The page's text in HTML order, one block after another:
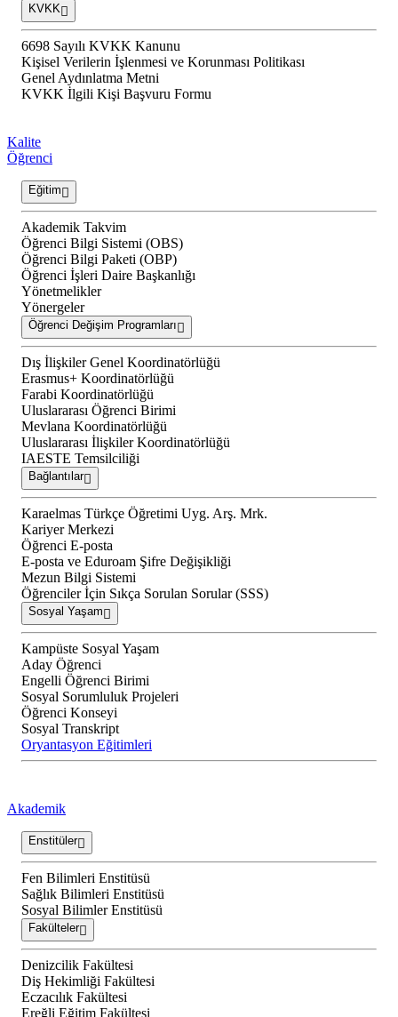
KVKK
6698 Sayılı KVKK Kanunu
Kişisel Verilerin İşlenmesi ve Korunması Politikası
Genel Aydınlatma Metni
KVKK İlgili Kişi Başvuru Formu
Kalite
Öğrenci
Eğitim
Akademik Takvim
Öğrenci Bilgi Sistemi (OBS)
Öğrenci Bilgi Paketi (OBP)
Öğrenci İşleri Daire Başkanlığı
Yönetmelikler
Yönergeler
Öğrenci Değişim Programları
Dış İlişkiler Genel Koordinatörlüğü
Erasmus+ Koordinatörlüğü
Farabi Koordinatörlüğü
Uluslararası Öğrenci Birimi
Mevlana Koordinatörlüğü
Uluslararası İlişkiler Koordinatörlüğü
IAESTE Temsilciliği
Bağlantılar
Karaelmas Türkçe Öğretimi Uyg. Arş. Mrk.
Kariyer Merkezi
Öğrenci E-posta
E-posta ve Eduroam Şifre Değişikliği
Mezun Bilgi Sistemi
Öğrenciler İçin Sıkça Sorulan Sorular (SSS)
Sosyal Yaşam
Kampüste Sosyal Yaşam
Aday Öğrenci
Engelli Öğrenci Birimi
Sosyal Sorumluluk Projeleri
Öğrenci Konseyi
Sosyal Transkript
Oryantasyon Eğitimleri
Akademik
Enstitüler
Fen Bilimleri Enstitüsü
Sağlık Bilimleri Enstitüsü
Sosyal Bilimler Enstitüsü
Fakülteler
Denizcilik Fakültesi
Diş Hekimliği Fakültesi
Eczacılık Fakültesi
Ereğli Eğitim Fakültesi